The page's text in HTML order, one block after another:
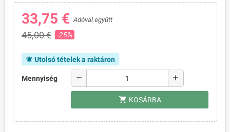
33,75 €Adóval együtt
45,00 € -25%
notifications_active Utolsó tételek a raktáron
Mennyiség remove add
shopping_cart KOSÁRBA